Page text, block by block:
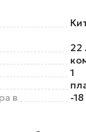
22
1
в
-18